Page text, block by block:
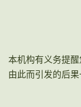
本机构有义务提
由此而引发的后